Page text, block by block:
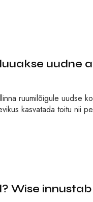
uudne
ruumilõigule uudse
kasvatada toitu nii
Wise